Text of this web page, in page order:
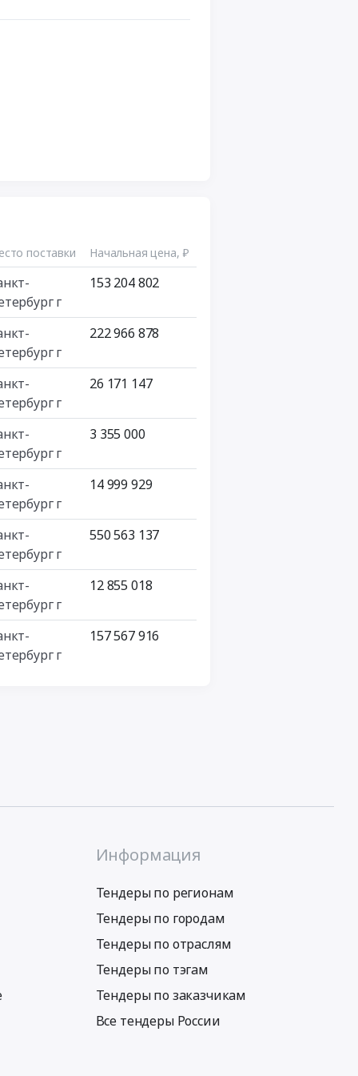
поставки Начальная цена, ₽
г
153 204 802
г
222 966 878
г
26 171 147
г
3 355 000
г
14 999 929
г
550 563 137
г
12 855 018
г
157 567 916
Информация
Тендеры по регионам
Тендеры по городам
Тендеры по отраслям
Тендеры по тэгам
Тендеры по заказчикам
Все тендеры России